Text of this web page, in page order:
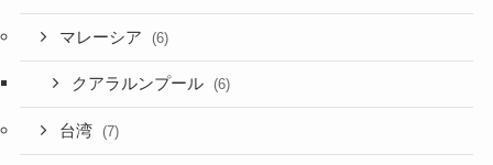
マレーシア (6)
クアラルンプール (6)
台湾 (7)